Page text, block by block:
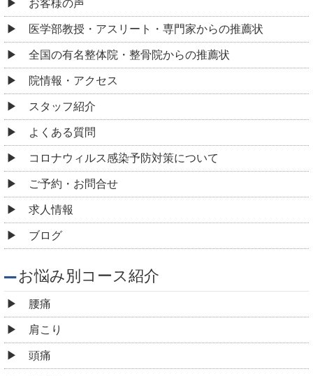
お客様の声
医学部教授・アスリート・専門家からの推薦状
全国の有名整体院・整骨院からの推薦状
院情報・アクセス
スタッフ紹介
よくある質問
コロナウィルス感染予防対策について
ご予約・お問合せ
求人情報
ブログ
お悩み別コース紹介
腰痛
肩こり
頭痛